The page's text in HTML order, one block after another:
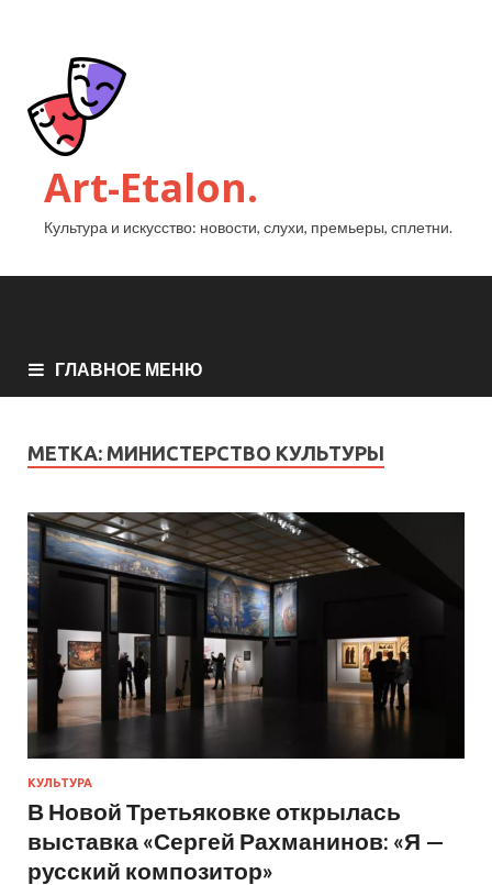
Art-Etalon.
Культура и искусство: новости, слухи, премьеры, сплетни.
ГЛАВНОЕ МЕНЮ
МЕТКА: МИНИСТЕРСТВО КУЛЬТУРЫ
КУЛЬТУРА
В Новой Третьяковке открылась
выставка «Сергей Рахманинов: «Я —
русский композитор»